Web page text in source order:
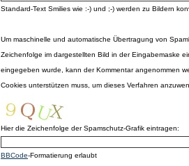
Standard-Text Smilies wie :-) und ;-) werden zu Bildern
Um maschinelle und automatische Übertragung von
Zeichenfolge im dargestellten Bild in der Eingabemaske
eingegeben wurde, kann der Kommentar angenommen
Cookies unterstützen muss, um dieses Verfahren
Hier die Zeichenfolge der Spamschutz-Grafik eintragen:
BBCode-Formatierung erlaubt